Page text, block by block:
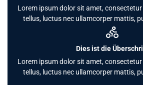
Lorem ipsum dolor sit amet,
tellus, luctus nec ullamcorper mattis,
Dies ist die
Lorem ipsum dolor sit amet,
tellus, luctus nec ullamcorper mattis,